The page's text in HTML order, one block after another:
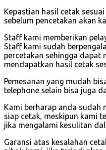
Kepastian hasil cetak
sebelum pencetakan akan
Staff kami memberikan
Staff kami sudah
percetakan sehingga dapat
mendapatkan hasil cetak
Pemesanan yang mudah
telephone selain bisa juga
Kami berharap anda sudah
siap cetak, meskipun kami
jika mengalami kesulitan
Garansi atas kesalahan